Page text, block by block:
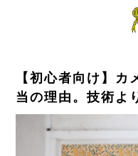
【初心者向け】
当の理由。技術よ